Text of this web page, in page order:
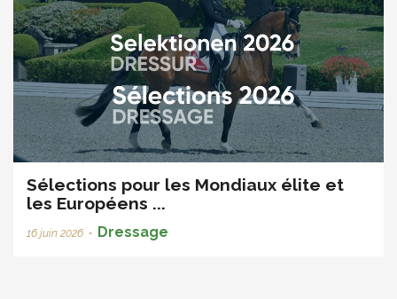
Sélections pour les Mondiaux élite et
les Européens ...
16 juin 2026 • Dressage